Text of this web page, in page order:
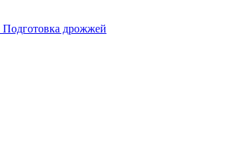
Подготовка дрожжей